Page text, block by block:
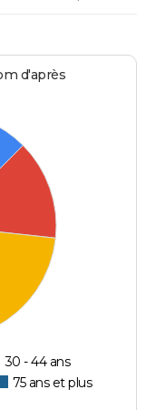
d'après
30 - 44 ans
75 ans et plus